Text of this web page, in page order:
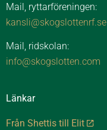
Mail, ryttarföreningen:
kansli@skogslottenrf.se
Mail, ridskolan:
info@skogslotten.com
Länkar
Från Shettis till Elit